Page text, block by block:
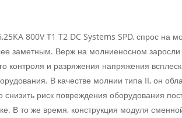
800V T1 T2 DC Systems SPD, спрос на
заметным. Верж на молниеносном
контроля и разряжения напряжения
В качестве молнии типа II, он
риск повреждения оборудования
В то же время, конструкция модуля